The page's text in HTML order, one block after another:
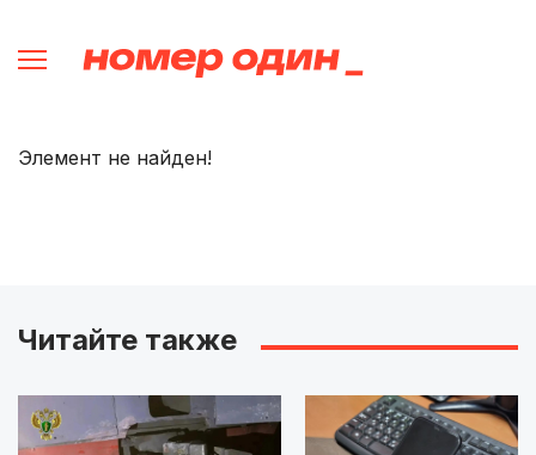
Элемент не найден!
Читайте также